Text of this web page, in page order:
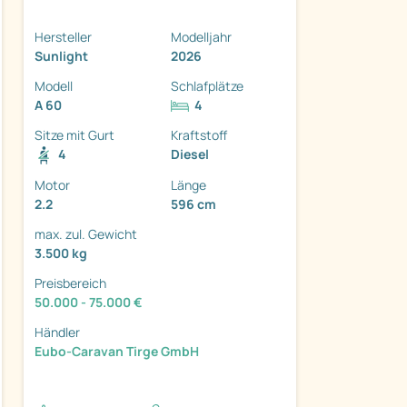
Hersteller
Sunlight
Modelljahr
2026
Modell
A 60
Schlafplätze
4
Sitze mit Gurt
4
Kraftstoff
Diesel
Motor
2.2
Länge
596 cm
max. zul. Gewicht
3.500 kg
Preisbereich
50.000 - 75.000 €
Händler
Eubo-Caravan Tirge GmbH